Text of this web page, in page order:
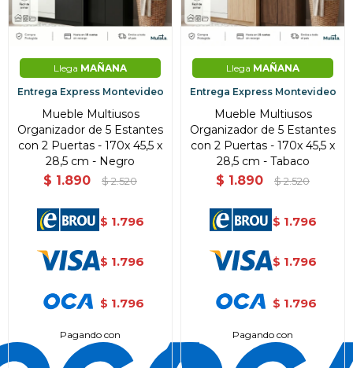
Llega MAÑANA
Entrega Express Montevideo
Mueble Multiusos
Organizador de 5 Estantes
con 2 Puertas - 170x 45,5 x
28,5 cm - Negro
$ 1.890 $ 2.520
$ 1.796
$ 1.796
$ 1.796
Pagando con
Llega MAÑANA
Entrega Express Montevideo
Mueble Multiusos
Organizador de 5 Estantes
con 2 Puertas - 170x 45,5 x
28,5 cm - Tabaco
$ 1.890 $ 2.520
$ 1.796
$ 1.796
$ 1.796
Pagando con